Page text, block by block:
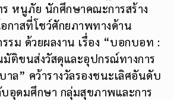
หนูภัย นักศึกษาคณะการสร้าง
อกาสที่โชว์ศักยภาพทางด้าน
รม ด้วยผลงาน เรื่อง “บอกบอท :
ติขนส่งวัสดุและอุปกรณ์ทางการ
ล” คว้ารางวัลรองชนะเลิศอันดับ
บอุดมศึกษา กลุ่มสุขภาพและการ